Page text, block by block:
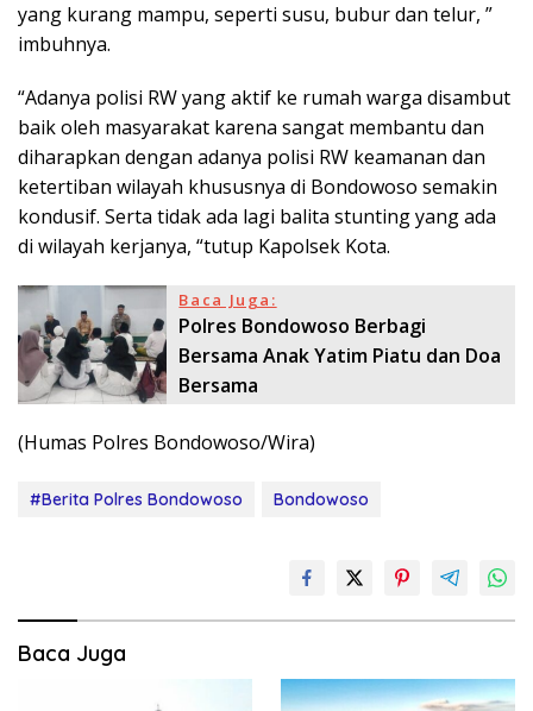
yang kurang mampu, seperti susu, bubur dan telur, ”
imbuhnya.
“Adanya polisi RW yang aktif ke rumah warga disambut
baik oleh masyarakat karena sangat membantu dan
diharapkan dengan adanya polisi RW keamanan dan
ketertiban wilayah khususnya di Bondowoso semakin
kondusif. Serta tidak ada lagi balita stunting yang ada
di wilayah kerjanya, “tutup Kapolsek Kota.
Baca Juga:
Polres Bondowoso Berbagi
Bersama Anak Yatim Piatu dan Doa
Bersama
(Humas Polres Bondowoso/Wira)
#Berita Polres Bondowoso Bondowoso
Baca Juga